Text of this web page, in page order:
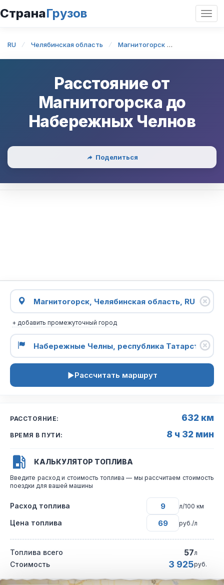
СтранаГрузов
RU Челябинская область Магнитогорск
Расстояние от
Магнитогорска до
Набережных Челнов
Поделиться
+ добавить промежуточный город
Рассчитать маршрут
РАССТОЯНИЕ: 632 км
ВРЕМЯ В ПУТИ: 8 ч 32 мин
КАЛЬКУЛЯТОР ТОПЛИВА
Введите расход и стоимость топлива — мы рассчитаем стоимость
поездки для вашей машины
Расход топлива л/100 км
Цена топлива руб./л
Топлива всего 57л
Стоимость 3 925руб.
Интерактивная карта автомобильного маршрута из города